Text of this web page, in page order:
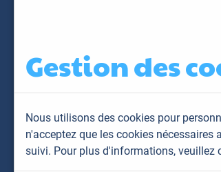
Gestion des
Nous utilisons des cookies pour
n'acceptez que les cookies
suivi. Pour plus d'informations, veuillez